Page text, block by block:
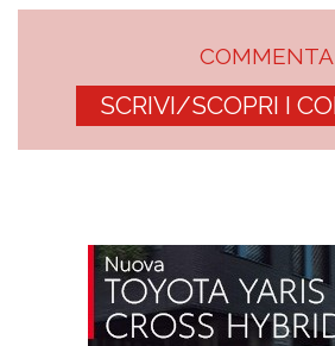
COMMENTA
SCRIVI/SCOPRI I